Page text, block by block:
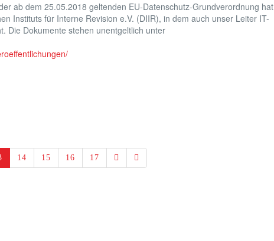
ab dem 25.05.2018 geltenden EU-Datenschutz-Grundverordnung hat
Instituts für Interne Revision e.V. (DIIR), in dem auch unser Leiter IT-
Die Dokumente stehen unentgeltlich unter
14 15 16 17